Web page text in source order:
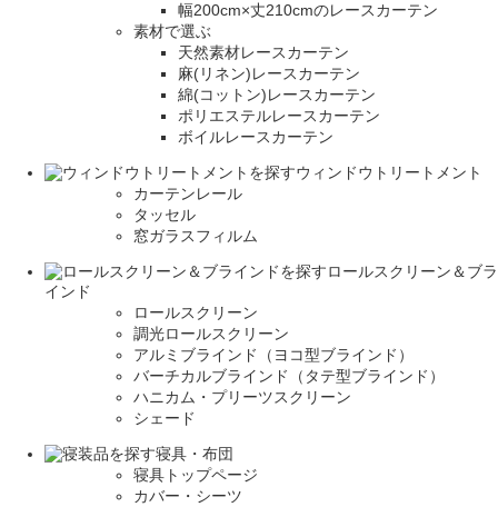
幅200cm×丈210cmのレースカーテン
素材で選ぶ
天然素材レースカーテン
麻(リネン)レースカーテン
綿(コットン)レースカーテン
ポリエステルレースカーテン
ボイルレースカーテン
ウィンドウトリートメント
カーテンレール
タッセル
窓ガラスフィルム
ロールスクリーン＆ブラ
インド
ロールスクリーン
調光ロールスクリーン
アルミブラインド（ヨコ型ブラインド）
バーチカルブラインド（タテ型ブラインド）
ハニカム・プリーツスクリーン
シェード
寝具・布団
寝具トップページ
カバー・シーツ